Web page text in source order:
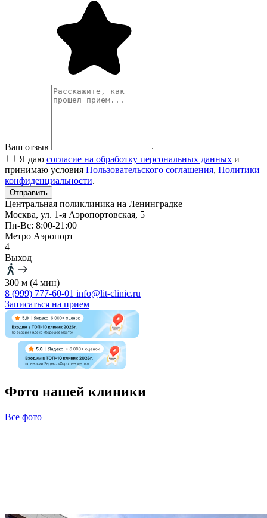
Ваш отзыв
Я даю согласие на обработку персональных данных и
принимаю условия Пользовательского соглашения, Политики
конфиденциальности.
Центральная поликлиника на Ленинградке
Москва, ул. 1-я Аэропортовская, 5
Пн-Вс: 8:00-21:00
Метро Аэропорт
4
Выход
300 м (4 мин)
8 (999) 777-60-01 info@lit-clinic.ru
Записаться на прием
Фото нашей клиники
Все фото